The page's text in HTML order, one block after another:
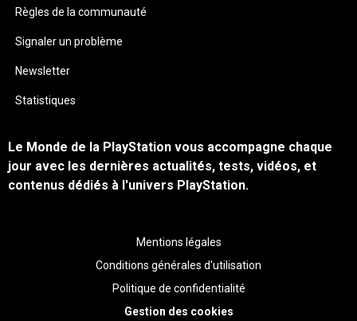
Règles de la communauté
Signaler un problème
Newsletter
Statistiques
Le Monde de la PlayStation vous accompagne chaque
jour avec les dernières actualités, tests, vidéos, et
contenus dédiés à l'univers PlayStation.
Mentions légales
Conditions générales d'utilisation
Politique de confidentialité
Gestion des cookies